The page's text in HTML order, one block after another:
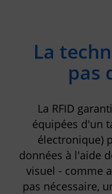
La
pas
La RFID
équipées d'un
électronique)
données à l'aide
visuel - comme
pas nécessaire,